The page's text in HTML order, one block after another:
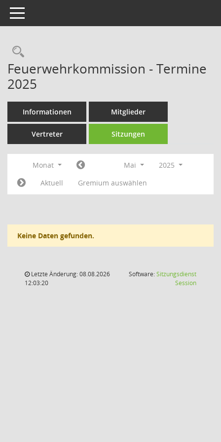
Toggle navigation
Rechercheauswahl
Feuerwehrkommission - Termine
2025
Informationen Mitglieder
Vertreter Sitzungen
Monat Mai
2025
Aktuell
Gremium auswählen
Keine Daten gefunden.
Letzte Änderung: 08.08.2026
12:03:20
Software:Sitzungsdienst
Session(Wird in